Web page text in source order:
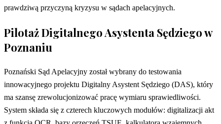
prawdziwą przyczyną kryzysu w sądach apelacyjnych.
Pilotaż Digitalnego Asystenta Sędziego w
Poznaniu
Poznański Sąd Apelacyjny został wybrany do testowania
innowacyjnego projektu Digitalny Asystent Sędziego (DAS), który
ma szansę zrewolucjonizować pracę wymiaru sprawiedliwości.
System składa się z czterech kluczowych modułów: digitalizacji akt